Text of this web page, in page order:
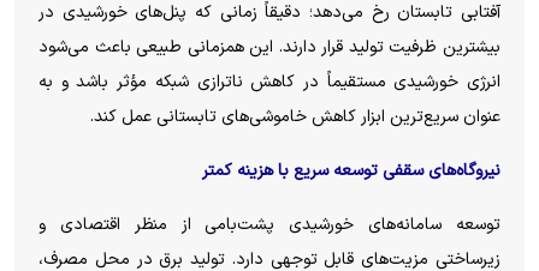
آفتابی تابستان رخ می‌دهد؛ دقیقاً زمانی که پنل‌های خورشیدی در
بیشترین ظرفیت تولید قرار دارند. این همزمانی طبیعی باعث می‌شود
انرژی خورشیدی مستقیماً در کاهش ناترازی شبکه مؤثر باشد و به
عنوان سریع‌ترین ابزار کاهش خاموشی‌های تابستانی عمل کند.
نیروگاه‌های سقفی توسعه سریع با هزینه کمتر
توسعه سامانه‌های خورشیدی پشت‌بامی از منظر اقتصادی و
زیرساختی مزیت‌های قابل توجهی دارد. تولید برق در محل مصرف،